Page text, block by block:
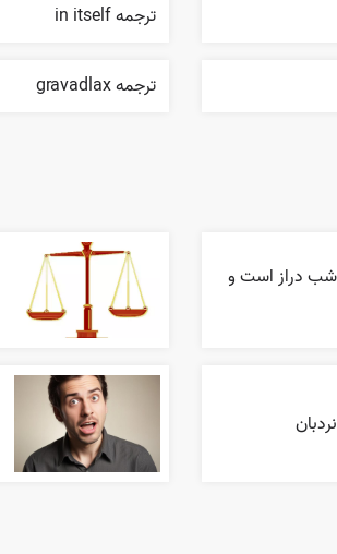
ترجمه in itself
ترجمه gravadlax
دراز است و